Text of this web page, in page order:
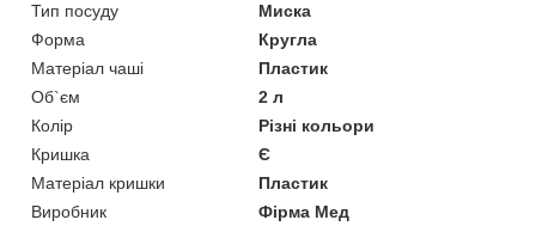
Тип посуду
Миска
Форма
Кругла
Матеріал чаші
Пластик
Об`єм
2 л
Колір
Різні кольори
Кришка
Є
Матеріал кришки
Пластик
Виробник
Фірма Мед